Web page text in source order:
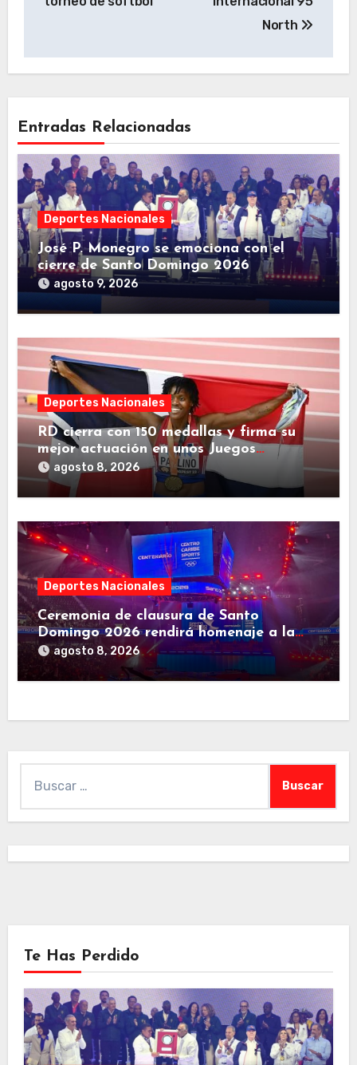
North
Entradas Relacionadas
Deportes Nacionales
José P. Monegro se emociona con el
cierre de Santo Domingo 2026
agosto 9, 2026
Deportes Nacionales
RD cierra con 150 medallas y firma su
mejor actuación en unos Juegos
Centroamericanos
agosto 8, 2026
Deportes Nacionales
Ceremonia de clausura de Santo
Domingo 2026 rendirá homenaje a la
familia deportiva de Centroamérica y el
Caribe
agosto 8, 2026
Te Has Perdido